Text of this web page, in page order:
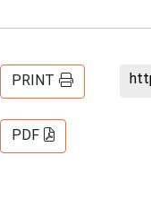
PRINT
PDF